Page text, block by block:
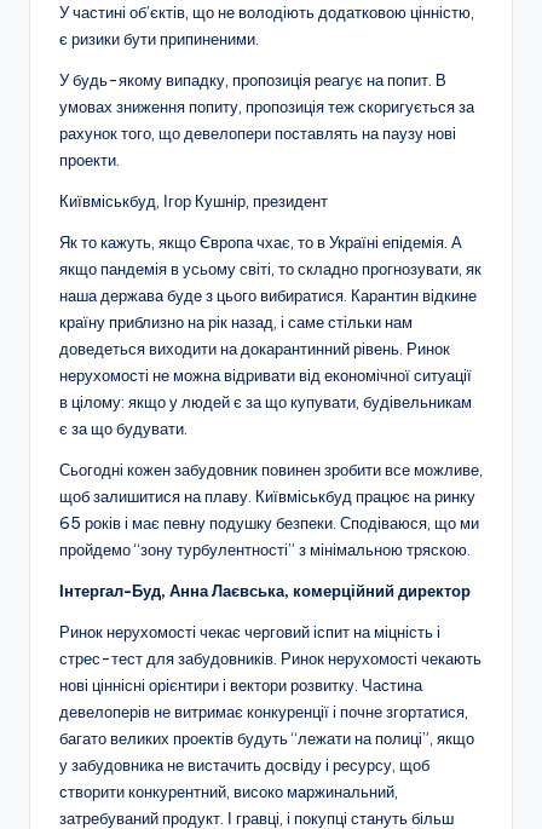
У частині об’єктів, що не володіють додатковою цінністю,
є ризики бути припиненими.
У будь-якому випадку, пропозиція реагує на попит. В
умовах зниження попиту, пропозиція теж скоригується за
рахунок того, що девелопери поставлять на паузу нові
проекти.
Київміськбуд, Ігор Кушнір, президент
Як то кажуть, якщо Європа чхає, то в Україні епідемія. А
якщо пандемія в усьому світі, то складно прогнозувати, як
наша держава буде з цього вибиратися. Карантин відкине
країну приблизно на рік назад, і саме стільки нам
доведеться виходити на докарантинний рівень. Ринок
нерухомості не можна відривати від економічної ситуації
в цілому: якщо у людей є за що купувати, будівельникам
є за що будувати.
Сьогодні кожен забудовник повинен зробити все можливе,
щоб залишитися на плаву. Київміськбуд працює на ринку
65 років і має певну подушку безпеки. Сподіваюся, що ми
пройдемо “зону турбулентності” з мінімальною тряскою.
Інтергал-Буд, Анна Лаєвська, комерційний директор
Ринок нерухомості чекає черговий іспит на міцність і
стрес-тест для забудовників. Ринок нерухомості чекають
нові ціннісні орієнтири і вектори розвитку. Частина
девелоперів не витримає конкуренції і почне згортатися,
багато великих проектів будуть “лежати на полиці”, якщо
у забудовника не вистачить досвіду і ресурсу, щоб
створити конкурентний, високо маржинальний,
затребуваний продукт. І гравці, і покупці стануть більш